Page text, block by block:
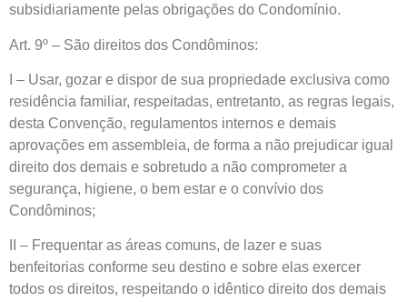
subsidiariamente pelas obrigações do Condomínio.
Art. 9º – São direitos dos Condôminos:
I – Usar, gozar e dispor de sua propriedade exclusiva como
residência familiar, respeitadas, entretanto, as regras legais,
desta Convenção, regulamentos internos e demais
aprovações em assembleia, de forma a não prejudicar igual
direito dos demais e sobretudo a não comprometer a
segurança, higiene, o bem estar e o convívio dos
Condôminos;
II – Frequentar as áreas comuns, de lazer e suas
benfeitorias conforme seu destino e sobre elas exercer
todos os direitos, respeitando o idêntico direito dos demais